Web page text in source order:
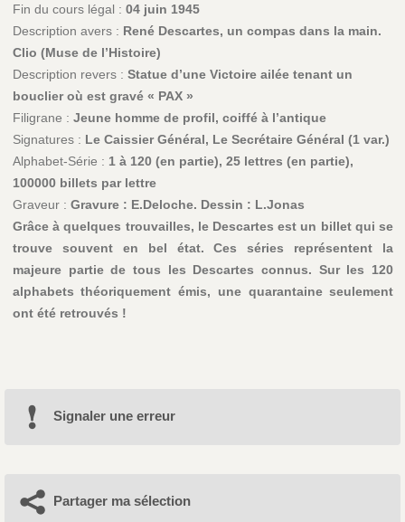
Fin du cours légal : 04 juin 1945
Description avers : René Descartes, un compas dans la main.
Clio (Muse de l’Histoire)
Description revers : Statue d’une Victoire ailée tenant un
bouclier où est gravé « PAX »
Filigrane : Jeune homme de profil, coiffé à l’antique
Signatures : Le Caissier Général, Le Secrétaire Général (1 var.)
Alphabet-Série : 1 à 120 (en partie), 25 lettres (en partie),
100000 billets par lettre
Graveur : Gravure : E.Deloche. Dessin : L.Jonas
Grâce à quelques trouvailles, le Descartes est un billet qui se
trouve souvent en bel état. Ces séries représentent la
majeure partie de tous les Descartes connus. Sur les 120
alphabets théoriquement émis, une quarantaine seulement
ont été retrouvés !
Signaler une erreur
Partager ma sélection